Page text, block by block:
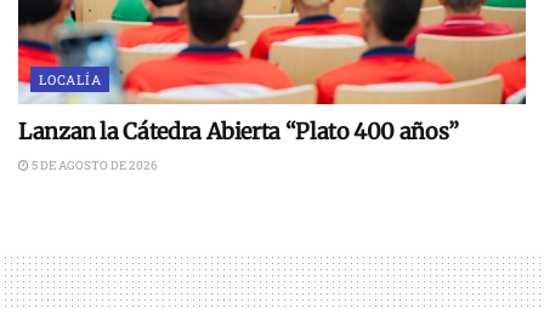
LOCALÍA
Lanzan la Cátedra Abierta “Plato 400 años”
5 DE AGOSTO DE 2026